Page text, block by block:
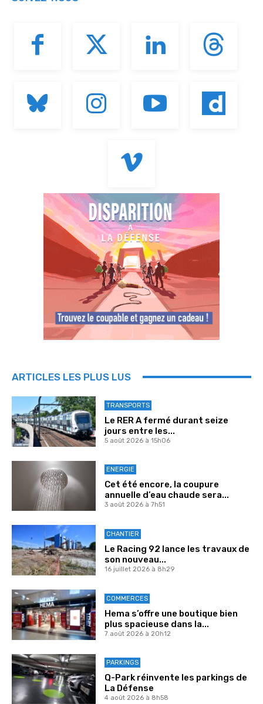
ARTICLES LES PLUS LUS
TRANSPORTS
Le RER A fermé durant seize
jours entre les...
5 août 2026 à 15h06
ENERGIE
Cet été encore, la coupure
annuelle d’eau chaude sera...
3 août 2026 à 7h51
CHANTIER
Le Racing 92 lance les travaux de
son nouveau...
16 juillet 2026 à 8h29
COMMERCES
Hema s’offre une boutique bien
plus spacieuse dans la...
7 août 2026 à 20h12
PARKINGS
Q-Park réinvente les parkings de
La Défense
4 août 2026 à 8h58